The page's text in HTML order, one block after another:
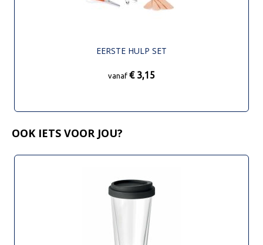
EERSTE HULP SET
vanaf € 3,15
OOK IETS VOOR JOU?